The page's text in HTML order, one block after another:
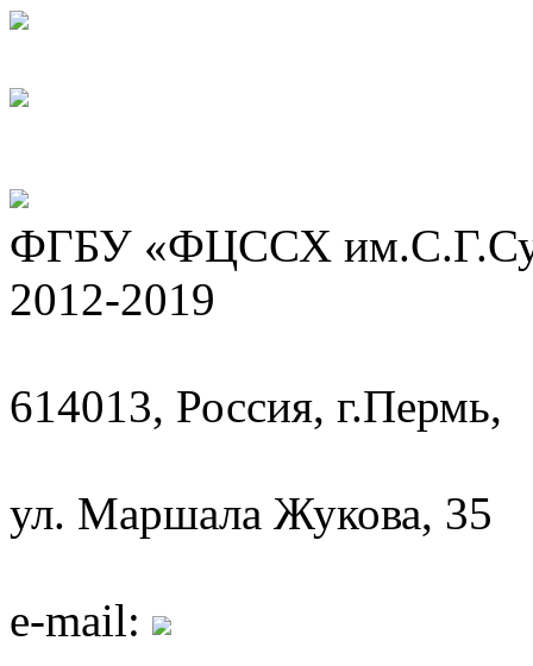
ФГБУ «ФЦССХ
2012-2019
614013, Россия, г.Пермь,
ул. Маршала Жукова, 35
e-mail: